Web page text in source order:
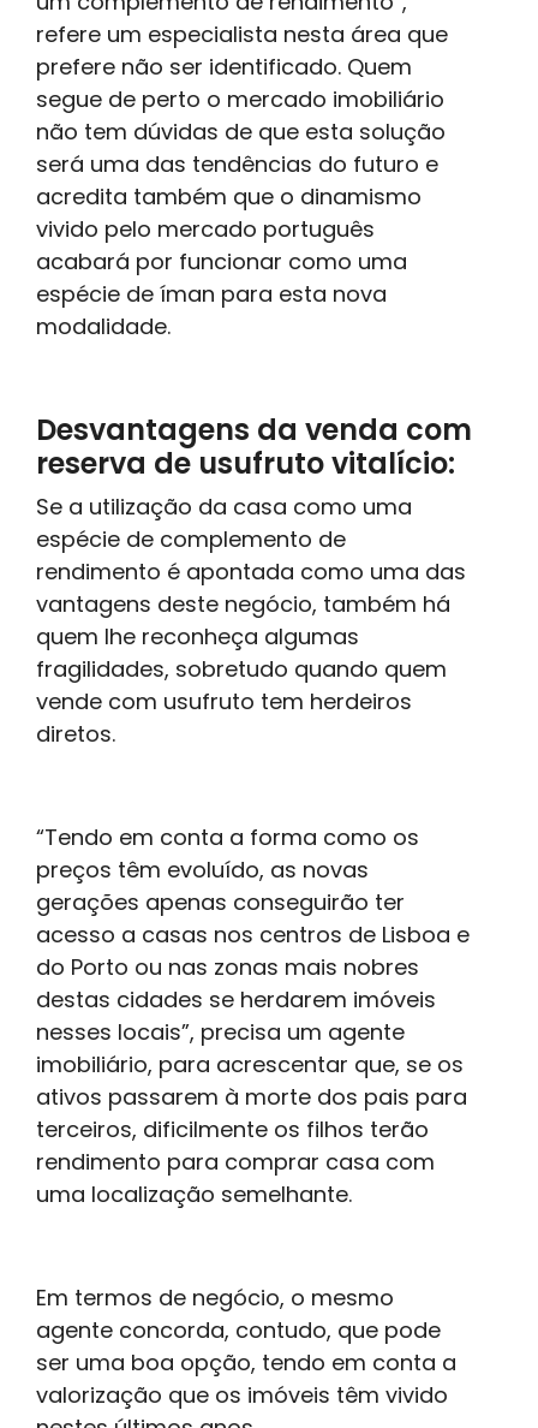
refere um especialista nesta área que
prefere não ser identificado. Quem
segue de perto o mercado imobiliário
não tem dúvidas de que esta solução
será uma das tendências do futuro e
acredita também que o dinamismo
vivido pelo mercado português
acabará por funcionar como uma
espécie de íman para esta nova
modalidade.
Desvantagens da venda com
reserva de usufruto vitalício:
Se a utilização da casa como uma
espécie de complemento de
rendimento é apontada como uma das
vantagens deste negócio, também há
quem lhe reconheça algumas
fragilidades, sobretudo quando quem
vende com usufruto tem herdeiros
diretos.
“Tendo em conta a forma como os
preços têm evoluído, as novas
gerações apenas conseguirão ter
acesso a casas nos centros de Lisboa e
do Porto ou nas zonas mais nobres
destas cidades se herdarem imóveis
nesses locais”, precisa um agente
imobiliário, para acrescentar que, se os
ativos passarem à morte dos pais para
terceiros, dificilmente os filhos terão
rendimento para comprar casa com
uma localização semelhante.
Em termos de negócio, o mesmo
agente concorda, contudo, que pode
ser uma boa opção, tendo em conta a
valorização que os imóveis têm vivido